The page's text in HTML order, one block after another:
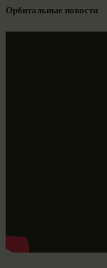
Орбитальные новости